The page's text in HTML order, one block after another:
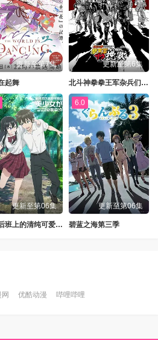
更新至第7集
起舞
更新至第6集
北斗神拳拳王军杂兵们的挽歌
更新至第06集
转学后班上的清纯可爱美少女，竟是小时候玩在一起的哥儿们
6.0
更新至第06集
碧蓝之海第三季
优酷动漫 哔哩哔哩